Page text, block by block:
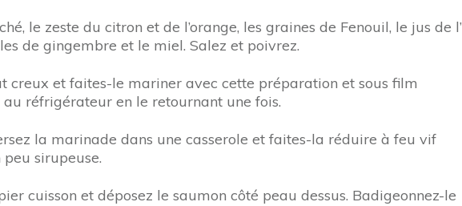
le zeste du citron et de l’orange, les graines de Fenouil, le jus de l’
de gingembre et le miel. Salez et poivrez.
creux et faites-le mariner avec cette préparation et sous film
réfrigérateur en le retournant une fois.
la marinade dans une casserole et faites-la réduire à feu vif
peu sirupeuse.
cuisson et déposez le saumon côté peau dessus. Badigeonnez-le